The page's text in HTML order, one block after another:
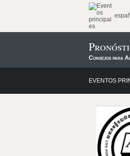
Consejos para
EVENTOS